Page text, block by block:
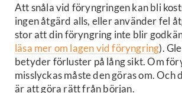
Att snåla vid föryngringen kan bli
ingen åtgärd alls, eller använder fel
stor att din föryngring inte blir
läsa mer om lagen vid föryngring).
betyder förluster på lång sikt. Om
misslyckas måste den göras om. Och
är att göra rätt från början.